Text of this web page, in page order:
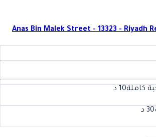
Anas Bin Malek Street - 13323 - Riyadh
كاملة10 د
30 د